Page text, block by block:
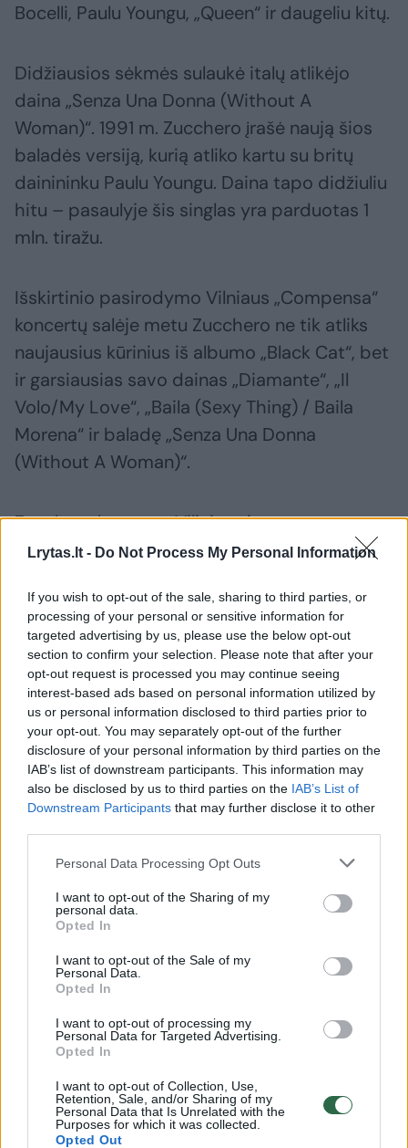
Lrytas.lt - Do Not Process My Personal Information
If you wish to opt-out of the sale, sharing to third parties, or
processing of your personal or sensitive information for
targeted advertising by us, please use the below opt-out
section to confirm your selection. Please note that after your
opt-out request is processed you may continue seeing
interest-based ads based on personal information utilized by
us or personal information disclosed to third parties prior to
your opt-out. You may separately opt-out of the further
disclosure of your personal information by third parties on the
IAB’s list of downstream participants. This information may
also be disclosed by us to third parties on the IAB’s List of
Downstream Participants that may further disclose it to other
Personal Data Processing Opt Outs
I want to opt-out of the Sharing of my
personal data.
Opted In
I want to opt-out of the Sale of my
Personal Data.
Opted In
I want to opt-out of processing my
Personal Data for Targeted Advertising.
Opted In
I want to opt-out of Collection, Use,
Retention, Sale, and/or Sharing of my
Personal Data that Is Unrelated with the
Purposes for which it was collected.
Opted Out
Bocelli, Paulu Youngu, „Queen“ ir daugeliu kitų.
Didžiausios sėkmės sulaukė italų atlikėjo
daina „Senza Una Donna (Without A
Woman)“. 1991 m. Zucchero įrašė naują šios
baladės versiją, kurią atliko kartu su britų
dainininku Paulu Youngu. Daina tapo didžiuliu
hitu – pasaulyje šis singlas yra parduotas 1
mln. tiražu.
Išskirtinio pasirodymo Vilniaus „Compensa“
koncertų salėje metu Zucchero ne tik atliks
naujausius kūrinius iš albumo „Black Cat“, bet
ir garsiausias savo dainas „Diamante“, „Il
Volo/My Love“, „Baila (Sexy Thing) / Baila
Morena“ ir baladę „Senza Una Donna
(Without A Woman)“.
Zucchero koncertą Viliuje pristato
Didžiausias Baltijos šalių koncertų rengėjas
surengsiantis britų dainininkės Jessie Ware
koncertą, vienintelį Baltijos šalyse amerikiečių
rokerio Alice Cooper pasirodymą, grandiozinį
„Pink Floyd“ muzikos šou „Brit Floyd“ ir lietuvių
scenos atstovo „Daddy Was A Milkman“
koncertą.
Didžiausiu šių metų šou vadinamus Robbie
Williamso ir „Erasure“ koncertus Vilniaus
Vingio parke, Vilniuje vyksiančius Italijos
„Future Islands“, britų rokerio Chris Rea
pasirodymus, Kaune rengiamus garsiojo britų
muzikanto Sting, legendinių „Queen“ ir Adam
Lambert koncertus bei laukiamiausią 2018-
ųjų muzikos įvykiu tituluojamą – „Depeche
Mode“ gastrolių „Global Spirit Tour“